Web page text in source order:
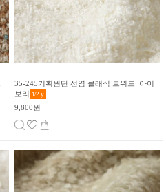
35-245기획원단 선염 클래식 트위드_아이
보리 1/2 y
9,800원